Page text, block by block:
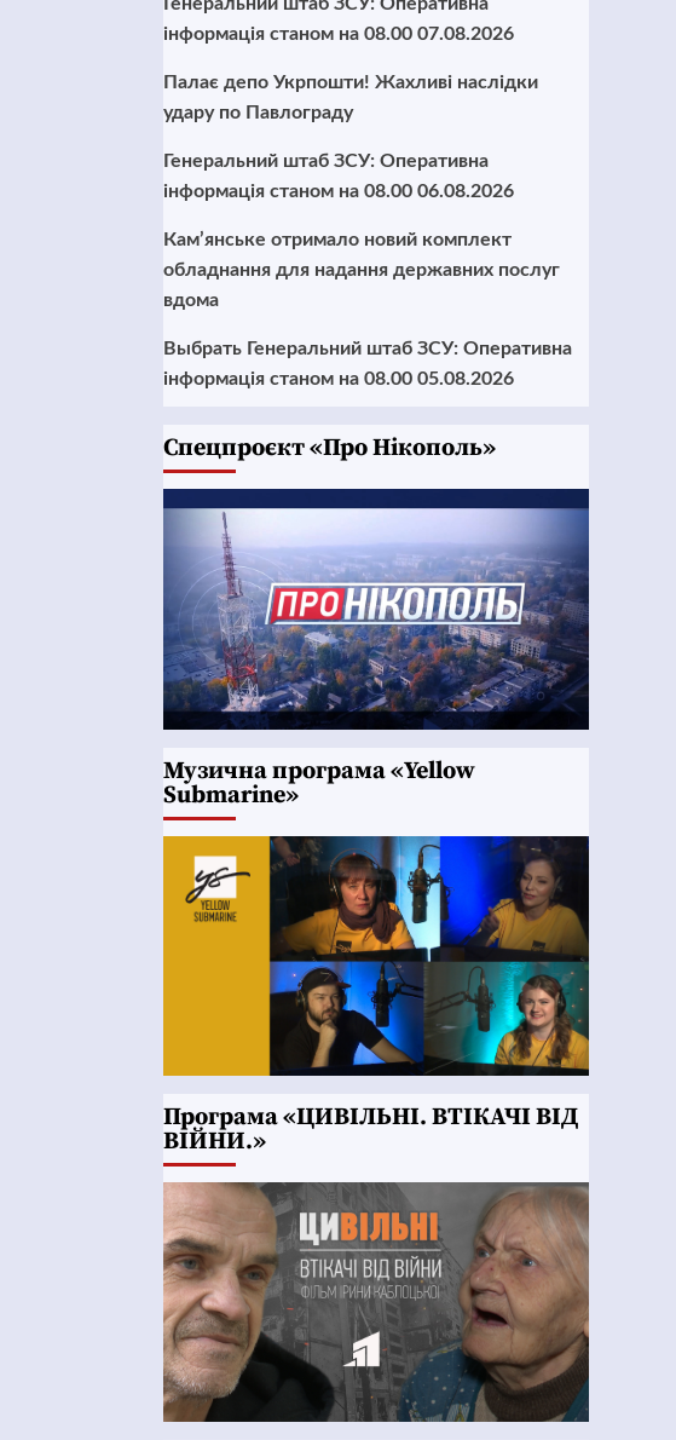
Генеральний штаб ЗСУ: Оперативна
інформація станом на 08.00 07.08.2026
Палає депо Укрпошти! Жахливі наслідки
удару по Павлограду
Генеральний штаб ЗСУ: Оперативна
інформація станом на 08.00 06.08.2026
Кам’янське отримало новий комплект
обладнання для надання державних послуг
вдома
Выбрать Генеральний штаб ЗСУ: Оперативна
інформація станом на 08.00 05.08.2026
Cпецпроєкт «Про Нікополь»
Музична програма «Yellow
Submarine»
Програма «ЦИВІЛЬНІ. ВТІКАЧІ ВІД
ВІЙНИ.»